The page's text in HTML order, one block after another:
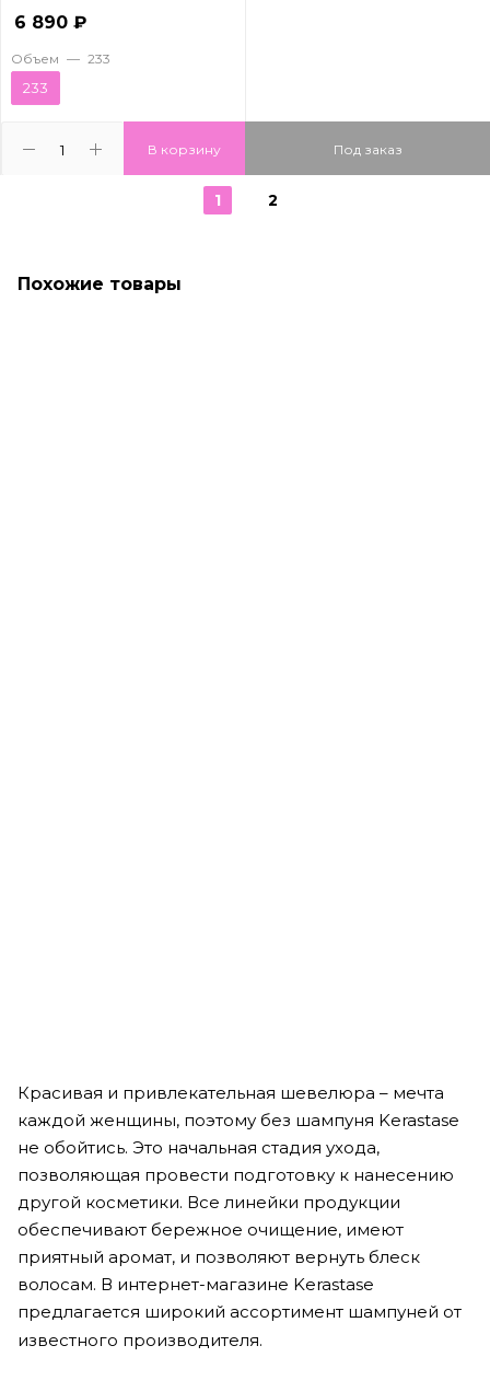
6 890 ₽
В корзину
Объем — 233
233
Под заказ
1 2
Похожие товары
Красивая и привлекательная шевелюра – мечта
каждой женщины, поэтому без шампуня Kerastase
не обойтись. Это начальная стадия ухода,
позволяющая провести подготовку к нанесению
другой косметики. Все линейки продукции
обеспечивают бережное очищение, имеют
приятный аромат, и позволяют вернуть блеск
волосам. В интернет-магазине Kerastase
предлагается широкий ассортимент шампуней от
известного производителя.